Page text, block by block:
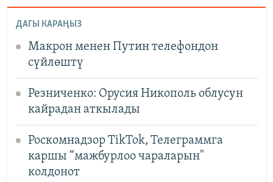
ДАГЫ КАРАҢЫЗ
Макрон менен Путин телефондон
сүйлөштү
Резниченко: Орусия Никополь облусун
кайрадан аткылады
Роскомнадзор TikTok, Телеграммга
каршы “мажбурлоо чараларын"
колдонот